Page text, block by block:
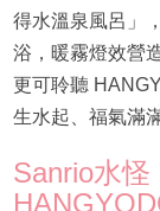
得水溫泉風呂」
浴，暖霧燈效營
更可聆聽
生水起、福氣滿滿
Sanrio水